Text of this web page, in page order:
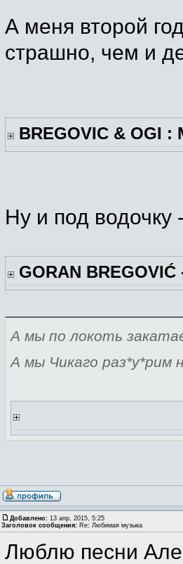
А меня второй
страшно, чем и
BREGOVIC & OGI :
Ну и под водочку
GORAN
А мы по локоть
А мы Чикаго раз*у*рим
Добавлено: 13 апр, 2015, 5:25
Заголовок сообщения: Re: Любимая музыка
Люблю песни